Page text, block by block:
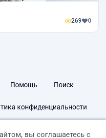
269 0
Помощь Поиск
конфиденциальности
вы соглашаетесь с